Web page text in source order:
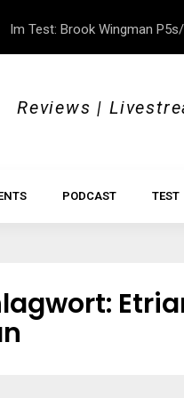
Im Test: Brook Wingman
DOK.fest München 2026 –
Reviews |
PODCAST TEST